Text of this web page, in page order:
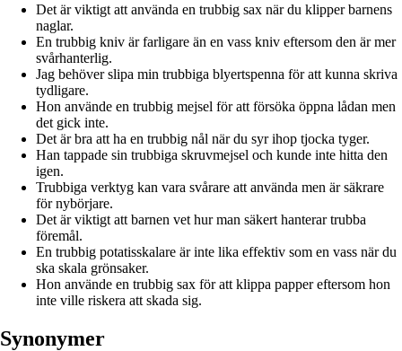
Det är viktigt att använda en trubbig sax när du klipper barnens
naglar.
En trubbig kniv är farligare än en vass kniv eftersom den är mer
svårhanterlig.
Jag behöver slipa min trubbiga blyertspenna för att kunna skriva
tydligare.
Hon använde en trubbig mejsel för att försöka öppna lådan men
det gick inte.
Det är bra att ha en trubbig nål när du syr ihop tjocka tyger.
Han tappade sin trubbiga skruvmejsel och kunde inte hitta den
igen.
Trubbiga verktyg kan vara svårare att använda men är säkrare
för nybörjare.
Det är viktigt att barnen vet hur man säkert hanterar trubba
föremål.
En trubbig potatisskalare är inte lika effektiv som en vass när du
ska skala grönsaker.
Hon använde en trubbig sax för att klippa papper eftersom hon
inte ville riskera att skada sig.
Synonymer